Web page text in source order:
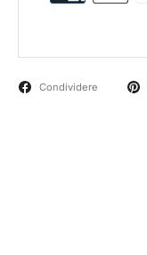
Condividere